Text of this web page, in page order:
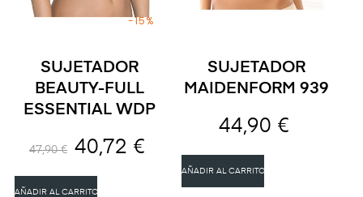
SUJETADOR
BEAUTY-FULL
ESSENTIAL WDP
47,90 €
-15%
40,72 €
AÑADIR AL CARRITO
SUJETADOR
MAIDENFORM 939
44,90 €
AÑADIR AL CARRITO